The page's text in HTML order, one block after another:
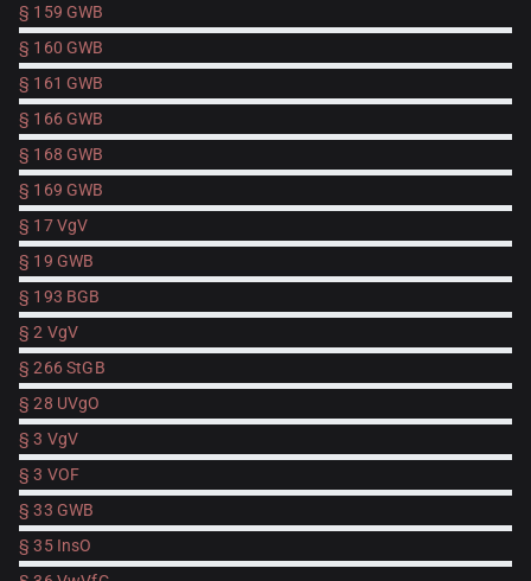
§ 159 GWB
§ 160 GWB
§ 161 GWB
§ 166 GWB
§ 168 GWB
§ 169 GWB
§ 17 VgV
§ 19 GWB
§ 193 BGB
§ 2 VgV
§ 266 StGB
§ 28 UVgO
§ 3 VgV
§ 3 VOF
§ 33 GWB
§ 35 InsO